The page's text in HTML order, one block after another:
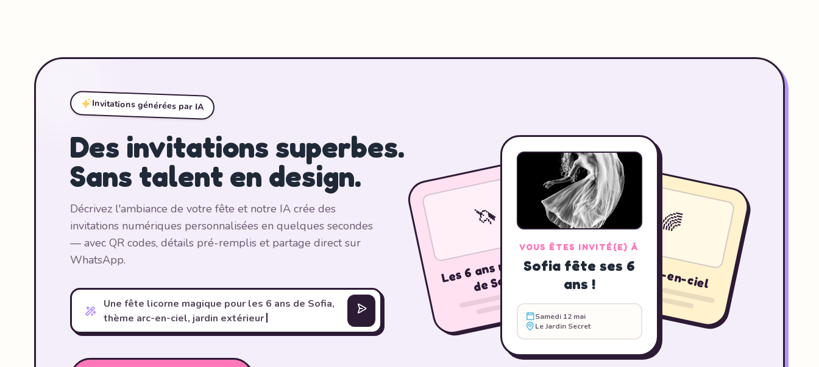
Invitations générées par IA
Des invitations superbes.
Sans talent en design.
Décrivez l'ambiance de votre fête et notre IA crée des
invitations numériques personnalisées en quelques secondes
— avec QR codes, détails pré-remplis et partage direct sur
WhatsApp.
Une fête licorne magique pour les 6 ans de Sofia,
thème arc-en-ciel, jardin extérieur
🦄
L
e
s
6
a
n
s
m
a
gi
q
u
e
s
d
e
S
ofi
a !
VOUS ÊTES INVITÉ(E) À
Sofia fête ses 6
ans !
Samedi 12 mai
Le Jardin Secret
🌈
Fête Arc-en-ciel